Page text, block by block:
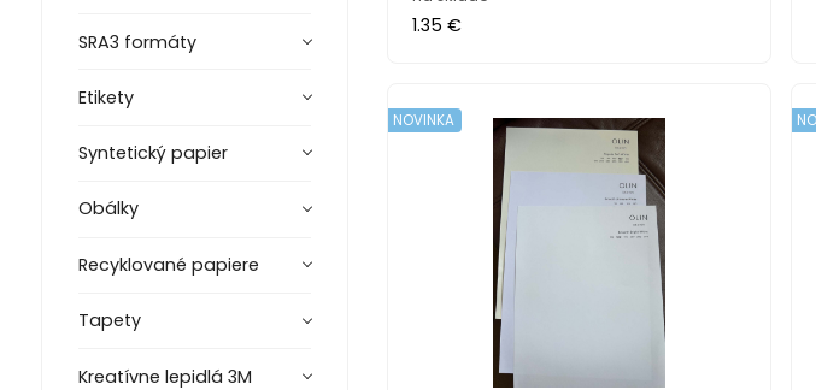
SRA3 formáty
Etikety
Syntetický papier
Obálky
Recyklované papiere
Tapety
Kreatívne lepidlá 3M
1.35 €
NOVINKA